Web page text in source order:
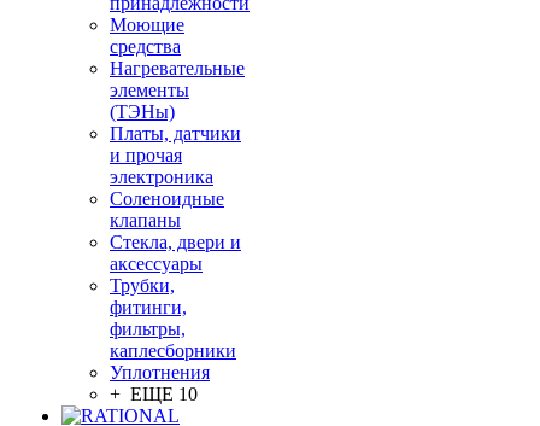
Моющие
средства
Нагревательные
элементы
(ТЭНы)
Платы, датчики
и прочая
электроника
Соленоидные
клапаны
Стекла, двери и
аксессуары
Трубки,
фитинги,
фильтры,
каплесборники
Уплотнения
+ ЕЩЕ 10